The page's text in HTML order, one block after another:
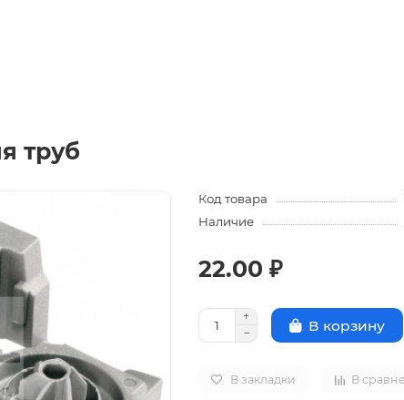
труб
Код товара
Наличие
22.00 ₽
В корзину
В закладки В